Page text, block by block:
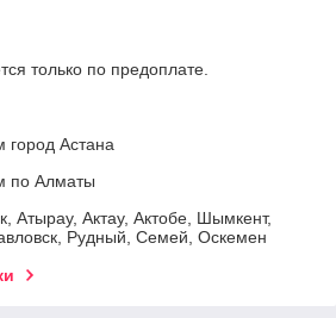
только по предоплате.
город Астана
по Алматы
Атырау, Актау, Актобе, Шымкент,
Рудный, Семей, Оскемен